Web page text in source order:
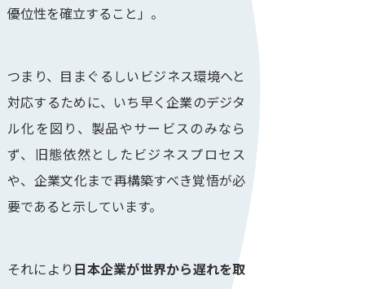
優位性を確立すること」。
つまり、目まぐるしいビジネス環境へと
対応するために、いち早く企業のデジタ
ル化を図り、製品やサービスのみなら
ず、旧態依然としたビジネスプロセス
や、企業文化まで再構築すべき覚悟が必
要であると示しています。
それにより 日本企業が世界から遅れを取